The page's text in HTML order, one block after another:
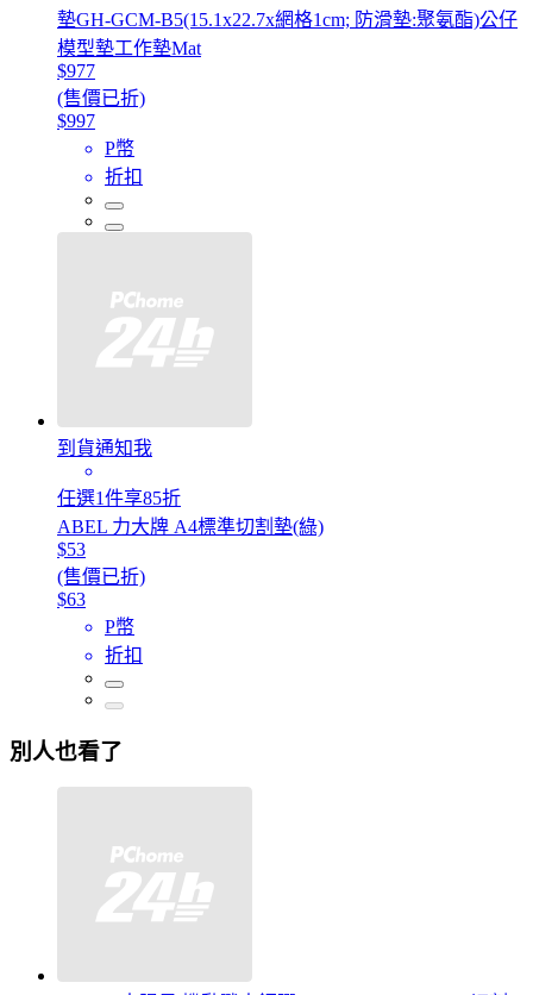
墊GH-GCM-B5(15.1x22.7x網格1cm; 防滑墊:聚氨酯)公仔
模型墊工作墊Mat
$977
(售價已折)
$997
P幣
折扣
到貨通知我
任選1件享85折
ABEL 力大牌 A4標準切割墊(綠)
$53
(售價已折)
$63
P幣
折扣
別人也看了